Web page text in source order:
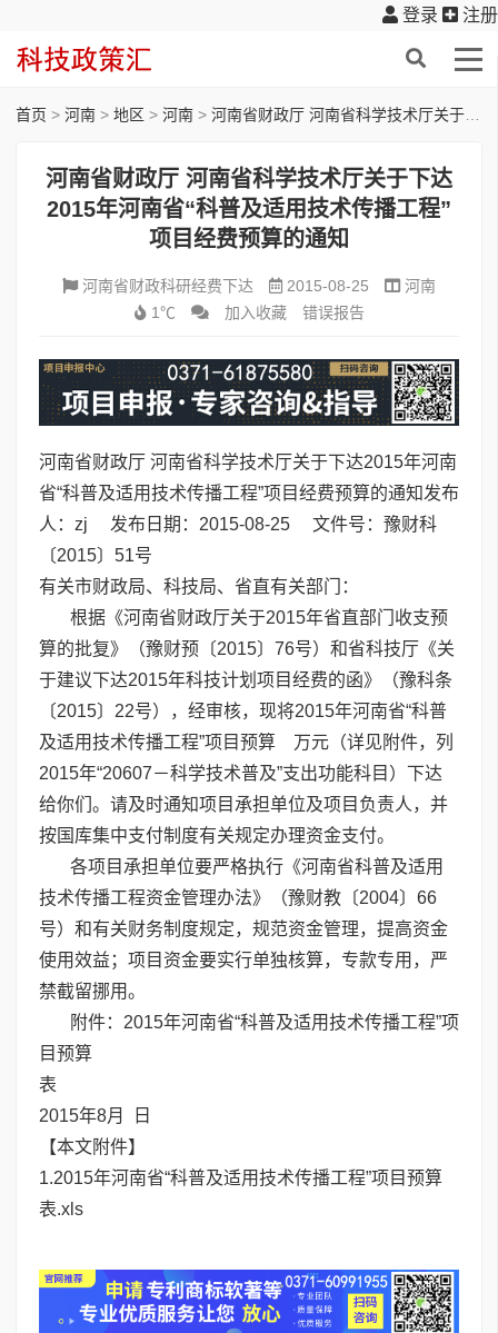
登录 注册
首页 > 河南 > 地区 > 河南 > 河南省财政厅 河南省科学技术厅关于下达2015年河南省“科普及适用技术传播工程”项目经费预算的通知
河南省财政厅 河南省科学技术厅关于下达
2015年河南省“科普及适用技术传播工程”
项目经费预算的通知
河南省财政科研经费下达 2015-08-25
河南
1℃
加入收藏 错误报告
河南省财政厅 河南省科学技术厅关于下达2015年河南
省“科普及适用技术传播工程”项目经费预算的通知发布
人：zj 发布日期：2015-08-25 文件号：豫财科
〔2015〕51号
有关市财政局、科技局、省直有关部门：
根据《河南省财政厅关于2015年省直部门收支预
算的批复》（豫财预〔2015〕76号）和省科技厅《关
于建议下达2015年科技计划项目经费的函》（豫科条
〔2015〕22号），经审核，现将2015年河南省“科普
及适用技术传播工程”项目预算 万元（详见附件，列
2015年“20607－科学技术普及”支出功能科目）下达
给你们。请及时通知项目承担单位及项目负责人，并
按国库集中支付制度有关规定办理资金支付。
各项目承担单位要严格执行《河南省科普及适用
技术传播工程资金管理办法》（豫财教〔2004〕66
号）和有关财务制度规定，规范资金管理，提高资金
使用效益；项目资金要实行单独核算，专款专用，严
禁截留挪用。
附件：2015年河南省“科普及适用技术传播工程”项
目预算
2015年8月 日
【本文附件】
1.2015年河南省“科普及适用技术传播工程”项目预算
表.xls